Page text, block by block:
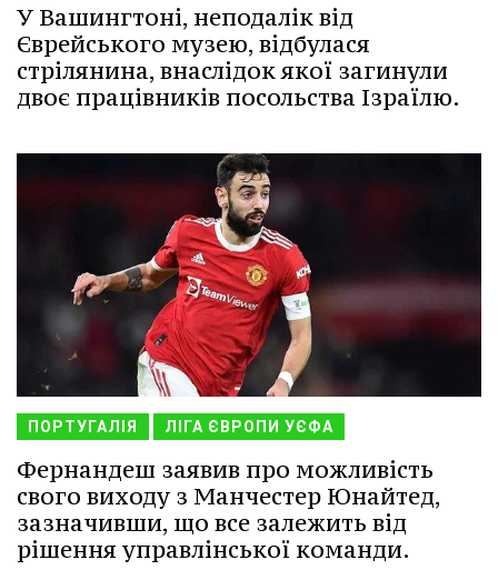
У Вашингтоні, неподалік від
Єврейського музею, відбулася
стрілянина, внаслідок якої загинули
двоє працівників посольства Ізраїлю.
ПОРТУГАЛІЯ ЛІГА ЄВРОПИ УЄФА
Фернандеш заявив про можливість
свого виходу з Манчестер Юнайтед,
зазначивши, що все залежить від
рішення управлінської команди.